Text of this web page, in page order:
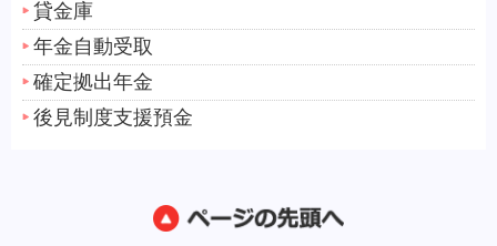
貸金庫
年金自動受取
確定拠出年金
後見制度支援預金